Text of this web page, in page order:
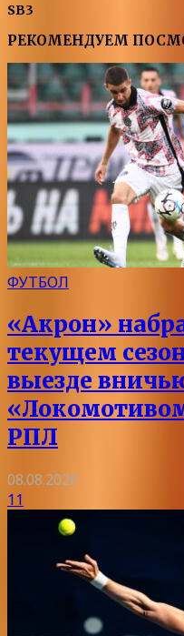
SB3
РЕКОМЕНДУЕМ
ФУТБОЛ
«Акрон»
текущем
выезде
РПЛ
08.08.2026
11